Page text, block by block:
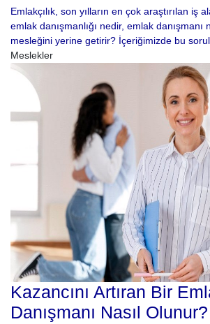
Emlakçılık, son yılların en çok araştırılan iş
emlak danışmanlığı nedir, emlak danışmanı
mesleğini yerine getirir? İçeriğimizde bu
Meslekler
Kazancını Artıran Bir
Danışmanı Nasıl Olunur?